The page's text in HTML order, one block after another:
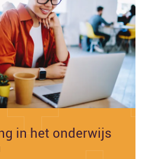
in het onderwijs